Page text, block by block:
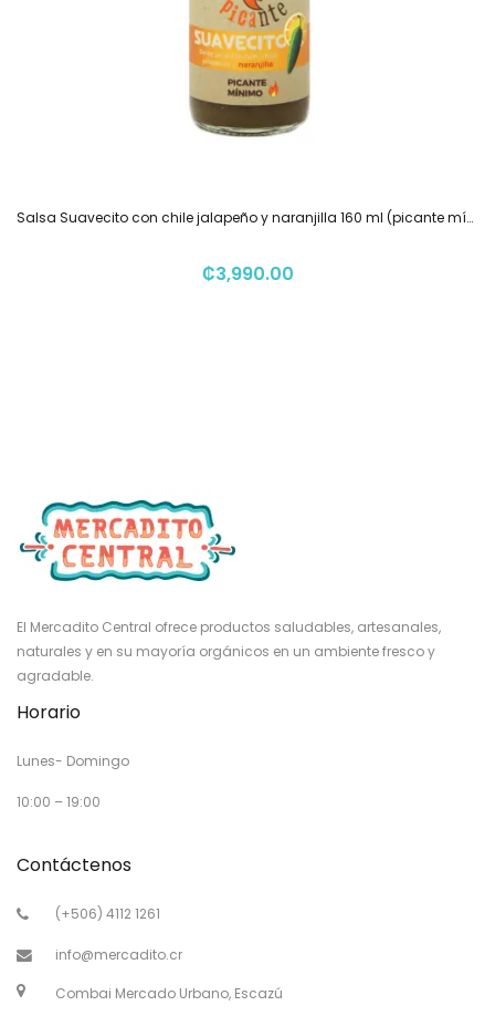
Salsa Suavecito con chile jalapeño y naranjilla 160 ml (picante mínimo) Capitán Picante
₡3,990.00
El Mercadito Central ofrece productos saludables, artesanales,
naturales y en su mayoría orgánicos en un ambiente fresco y
agradable.
Horario
Lunes- Domingo
10:00 – 19:00
Contáctenos
(+506) 4112 1261
info@mercadito.cr
Combai Mercado Urbano, Escazú